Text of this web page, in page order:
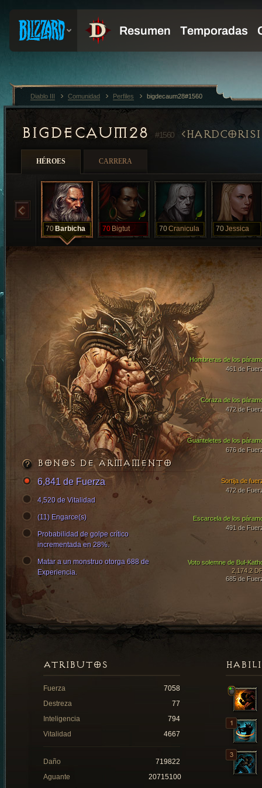
BIGDECAUM28 #1560
HÉROES CARRERA
70 Barbicha 70 Bigtut 70Cranicula 70Jessica
Coraza de los
472 de
Guanteletes de los
676 de
Hombreras de los
461 de
Escarcela de los
491 de
Voto solemne de Bul-
2,174.2
685 de
Sortija de
472 de
BONOS DE ARMAMENTO
6,841 de Fuerza
4,520 de Vitalidad
(11) Engarce(s)
Probabilidad de golpe crítico
incrementada en 28%.
Matar a un monstruo otorga 688 de
Experiencia.
ATRIBUTOS
Fuerza
7058
Destreza
77
Inteligencia
794
Vitalidad
4667
Daño
719822
Aguante
20715100
Diablo III Comunidad Perfiles bigdecaum28#1560